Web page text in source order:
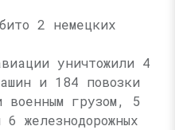
2 немецких
уничтожили 4
и 184 повозки
военным грузом, 5
железнодорожных